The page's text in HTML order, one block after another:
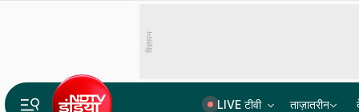
विज्ञापन
LIVE टीवी ताज़ातरीन